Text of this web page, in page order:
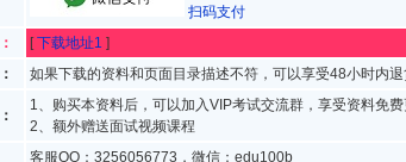
扫码支付
[下载地址1 ]
如果下载的资料和页面目录描述不符，可以享受48小时内退
1、购买本资料后，可以加入VIP考试交流群，享受资料免费
2、额外赠送面试视频课程
客服QQ：3256056773，微信：edu100b